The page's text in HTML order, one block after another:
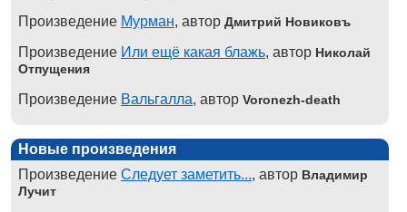
Произведение Мурман, автор Дмитрий Новиковъ
Произведение Или ещё какая блажь, автор Николай
Отпущения
Произведение Вальгалла, автор Voronezh-death
Новые произведения
Произведение Следует заметить..., автор Владимир
Лучит